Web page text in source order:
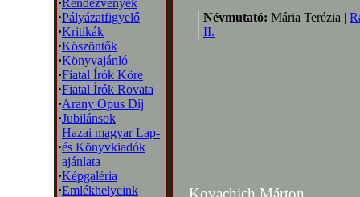
·Rendezvények
·Pályázatfigyelő
·Kritikák
·Köszöntők
·Könyvajánló
·Fiatal Írók Köre
·Fiatal Írók Rovata
·Arany Opus Díj
·Jubilánsok
·
Hazai magyar Lap-
és Könyvkiadók
ajánlata
·Képgaléria
·Emlékhelyeink
Névmutató: Mária Terézia |
II. |
Kovachich Márton